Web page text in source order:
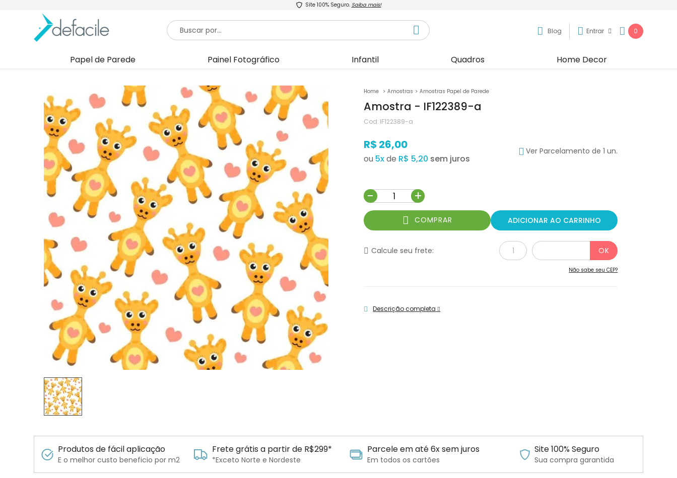
Site 100% Seguro. Saiba mais!
Blog Entrar 0
Papel de Parede Painel Fotográfico Infantil Quadros Home Decor
Amostras Amostras Papel de Parede
Amostra - IF122389-a
Cod: IF122389-a
R$ 26,00
ou 5xde R$ 5,20
Ver Parcelamento de 1 un.
- +
COMPRAR ADICIONAR AO CARRINHO
Calcule seu frete:
Não sabe seu CEP?
Descrição completa
Produtos de fácil aplicação
E o melhor custo beneficio por m2
Frete grátis a partir de R$299*
*Exceto Norte e Nordeste
Parcele em até 6x sem juros
Em todos os cartões
Site 100% Seguro
Sua compra garantida